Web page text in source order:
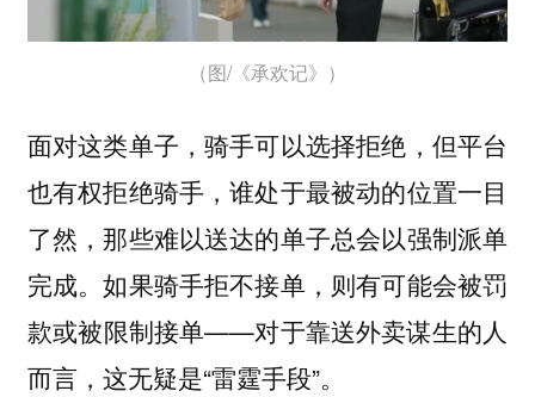
（图/《承欢记》）
面对这类单子，骑手可以选择拒绝，但平台
也有权拒绝骑手，谁处于最被动的位置一目
了然，那些难以送达的单子总会以强制派单
完成。如果骑手拒不接单，则有可能会被罚
款或被限制接单——对于靠送外卖谋生的人
而言，这无疑是“雷霆手段”。